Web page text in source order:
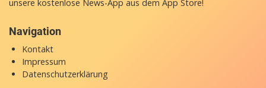
unsere kostenlose News-App aus dem App Store!
Navigation
Kontakt
Impressum
Datenschutzerklärung